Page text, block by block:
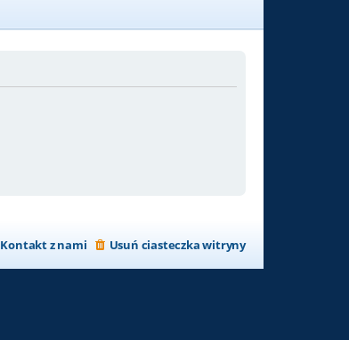
Usuń ciasteczka witryny
Kontakt z nami